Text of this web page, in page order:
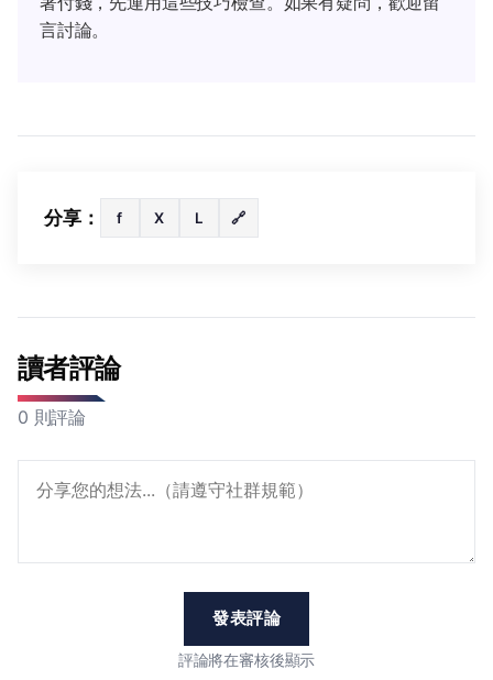
言討論。
分享： f X L 🔗
讀者評論
0 則評論
發表評論
評論將在審核後顯示